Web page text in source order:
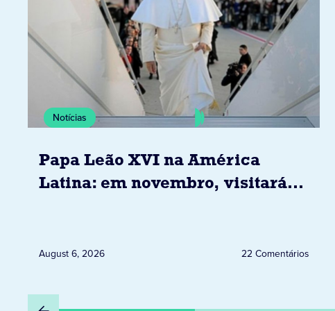
Notícias
Papa Leão XVI na América
Latina: em novembro, visitará
August 6, 2026 22 Comentários